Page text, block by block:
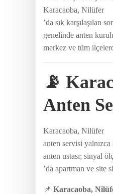
Karacaoba, Nilüfer
’da sık karşılaşılan
genelinde anten
merkez ve tüm
📡
Anten
Karacaoba, Nilüfer
anten servisi
anten ustası; sinyal
’da apartman ve site
📌 Karacaoba,